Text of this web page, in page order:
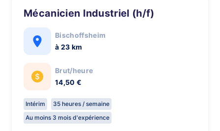
Mécanicien Industriel (h/f)
Bischoffsheim
à 23 km
Brut/heure
14,50 €
Intérim
35 heures / semaine
Au moins 3 mois d'expérience